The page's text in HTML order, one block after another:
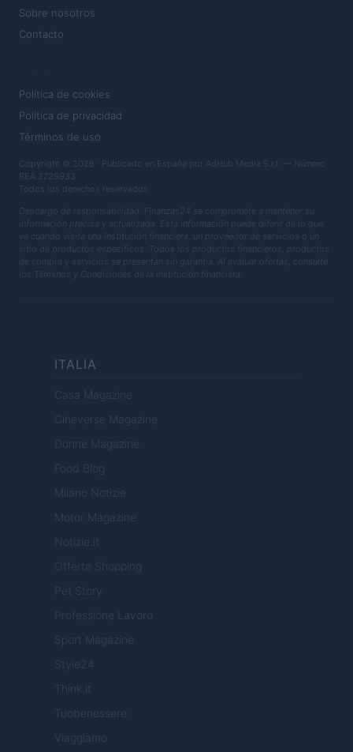
Sobre nosotros
Contacto
Política de cookies
Política de privacidad
Términos de uso
Copyright © 2026 · Publicado en España por AdHub Media S.r.l. — Número
REA 2729933
Todos los derechos reservados
Descargo de responsabilidad: Finanzas24 se compromete a mantener su
información precisa y actualizada. Esta información puede diferir de lo que
ve cuando visita una institución financiera, un proveedor de servicios o un
sitio de productos específicos. Todos los productos financieros, productos
de compra y servicios se presentan sin garantía. Al evaluar ofertas, consulte
los Términos y Condiciones de la institución financiera.
ITALIA
Casa Magazine
Cineverse Magazine
Donne Magazine
Food Blog
Milano Notizie
Motor Magazine
Notizie.it
Offerte Shopping
Pet Story
Professione Lavoro
Sport Magazine
Style24
Think.it
Tuobenessere
Viaggiamo